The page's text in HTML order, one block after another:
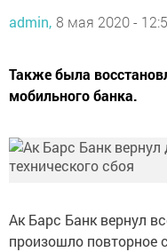
admin, 8 мая 2020 -
Также была
мобильного банка.
Ак Барс Банк вернул
произошло повторное